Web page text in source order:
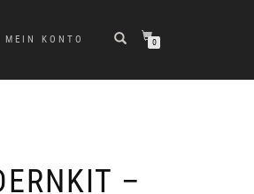
MEIN KONTO 0
–